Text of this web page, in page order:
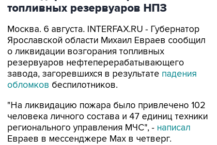
топливных резервуаров НПЗ
Москва. 6 августа. INTERFAX.RU - Губернатор
Ярославской области Михаил Евраев сообщил
о ликвидации возгорания топливных
резервуаров нефтеперерабатывающего
завода, загоревшихся в результате падения
обломков беспилотников.
"На ликвидацию пожара было привлечено 102
человека личного состава и 47 единиц техники
регионального управления МЧС", - написал
Евраев в мессенджере Мах в четверг.